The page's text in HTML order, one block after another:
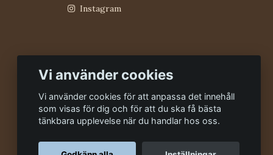
Instagram
Vi använder cookies
Vi använder cookies för att anpassa det innehåll
som visas för dig och för att du ska få bästa
tänkbara upplevelse när du handlar hos oss.